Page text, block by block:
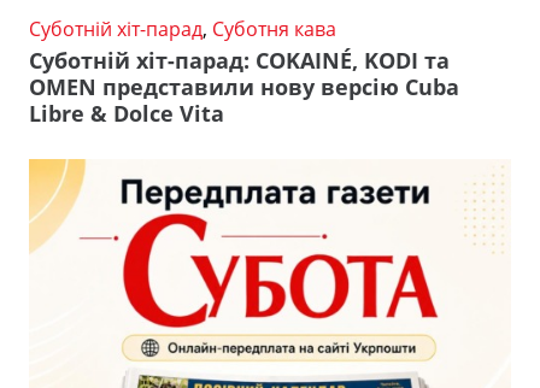
Суботній хіт-парад, Суботня кава
Суботній хіт-парад: COKAINÉ, KODI та
OMEN представили нову версію Cuba
Libre & Dolce Vita